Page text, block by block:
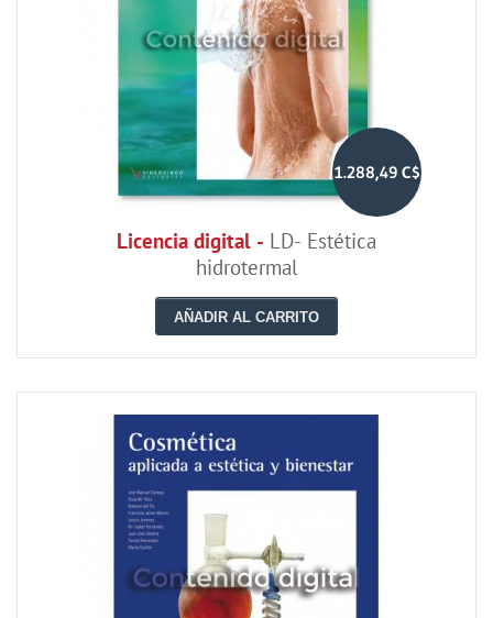
1.288,49 C$
Licencia digital - LD- Estética
hidrotermal
AÑADIR AL CARRITO